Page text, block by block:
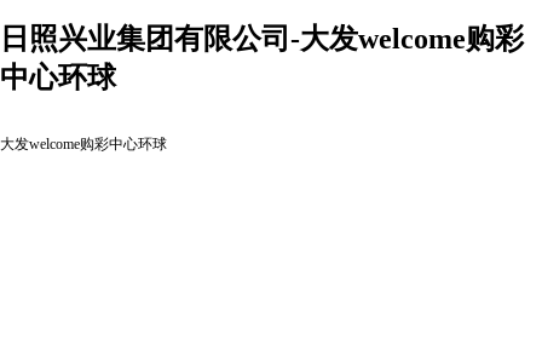
日照兴业集团有限公司-大发welcome购彩
中心环球
大发welcome购彩中心环球